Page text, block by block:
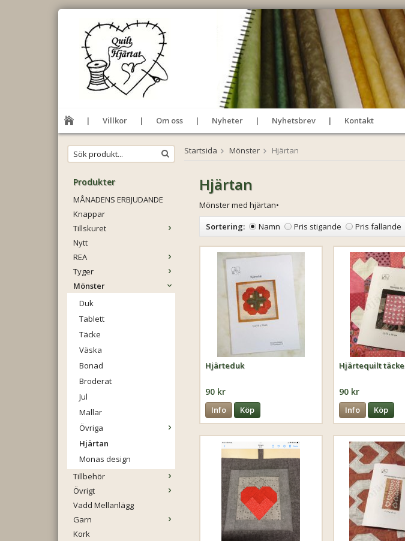
Villkor
Om oss Nyheter Nyhetsbrev Kontakt
Produkter
MÅNADENS ERBJUDANDE
Knappar
Tillskuret
Nytt
REA
Tyger
Mönster
Duk
Tablett
Täcke
Väska
Bonad
Broderat
Jul
Mallar
Övriga
Hjärtan
Monas design
Tillbehör
Övrigt
Vadd Mellanlägg
Garn
Kork
Startsida Mönster Hjärtan
Hjärtan
Mönster med hjärtan•
Sortering:
Namn Pris stigande Pris fallande
Hjärteduk
90 kr
Info Köp
Hjärtequilt täcke
90 kr
Info Köp